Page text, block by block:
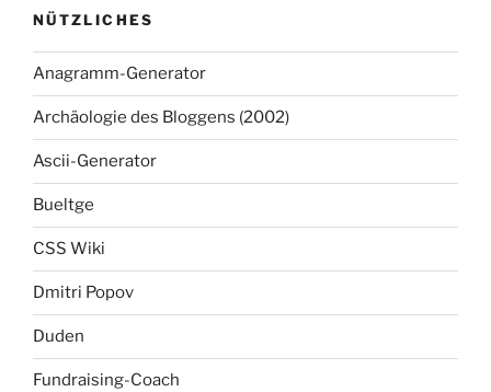
NÜTZLICHES
Anagramm-Generator
Archäologie des Bloggens (2002)
Ascii-Generator
Bueltge
CSS Wiki
Dmitri Popov
Duden
Fundraising-Coach